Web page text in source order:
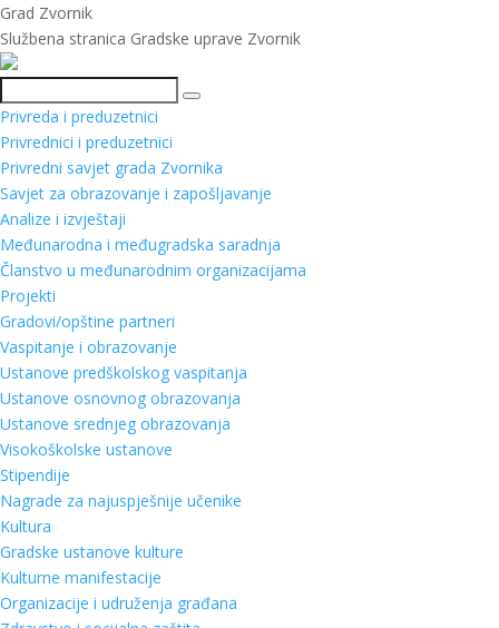
Grad Zvornik
Službena stranica Gradske uprave Zvornik
Pretraga
Privreda i preduzetnici
Privrednici i preduzetnici
Privredni savjet grada Zvornika
Savjet za obrazovanje i zapošljavanje
Analize i izvještaji
Međunarodna i međugradska saradnja
Članstvo u međunarodnim organizacijama
Projekti
Gradovi/opštine partneri
Vaspitanje i obrazovanje
Ustanove predškolskog vaspitanja
Ustanove osnovnog obrazovanja
Ustanove srednjeg obrazovanja
Visokoškolske ustanove
Stipendije
Nagrade za najuspješnije učenike
Kultura
Gradske ustanove kulture
Kulturne manifestacije
Organizacije i udruženja građana